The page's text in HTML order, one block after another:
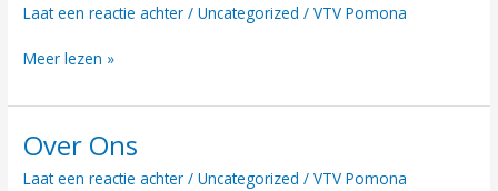
Laat een reactie achter /Uncategorized /VTV Pomona
Meer lezen »
Over Ons
Laat een reactie achter /Uncategorized /VTV Pomona
Over